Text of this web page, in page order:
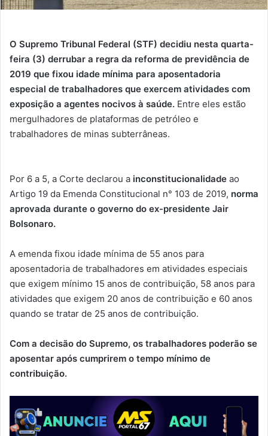
O Supremo Tribunal Federal (STF) decidiu nesta quarta-
feira (3) derrubar a regra da reforma de previdência de
2019 que fixou idade mínima para aposentadoria
especial de trabalhadores que exercem atividades com
exposição a agentes nocivos à saúde. Entre eles estão
mergulhadores de plataformas de petróleo e
trabalhadores de minas subterrâneas.
Por 6 a 5, a Corte declarou a inconstitucionalidade ao
Artigo 19 da Emenda Constitucional n° 103 de 2019, norma
aprovada durante o governo do ex-presidente Jair
Bolsonaro.
A emenda fixou idade mínima de 55 anos para
aposentadoria de trabalhadores em atividades especiais
que exigem mínimo 15 anos de contribuição, 58 anos para
atividades que exigem 20 anos de contribuição e 60 anos
quando se tratar de 25 anos de contribuição.
Com a decisão do Supremo, os trabalhadores poderão se
aposentar após cumprirem o tempo mínimo de
contribuição.